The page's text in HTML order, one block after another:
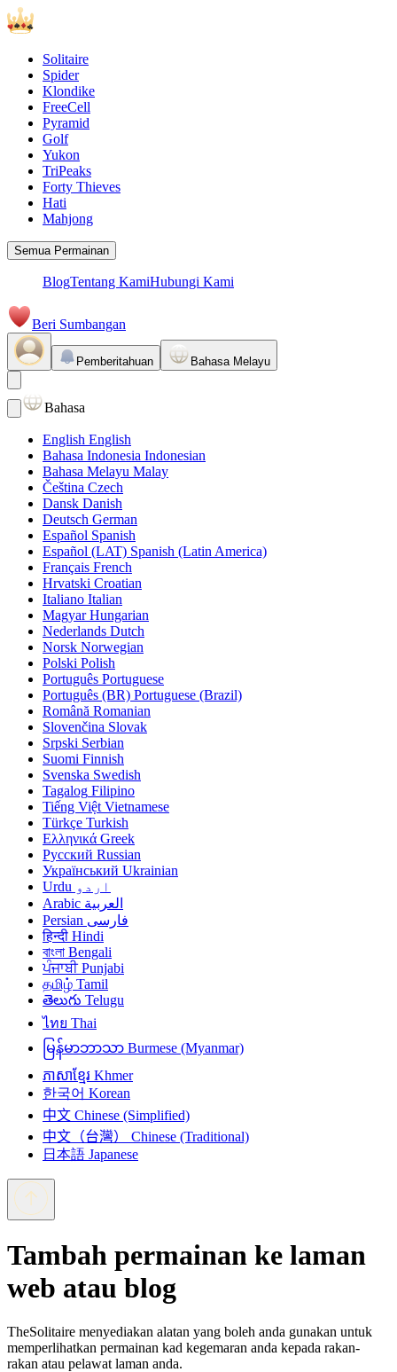
Solitaire
Spider
Klondike
FreeCell
Pyramid
Golf
Yukon
TriPeaks
Forty Thieves
Hati
Mahjong
Semua Permainan
BlogTentang KamiHubungi Kami
Beri Sumbangan
Pemberitahuan Bahasa Melayu
Bahasa
English English
Bahasa Indonesia Indonesian
Bahasa Melayu Malay
Čeština Czech
Dansk Danish
Deutsch German
Español Spanish
Español (LAT) Spanish (Latin America)
Français French
Hrvatski Croatian
Italiano Italian
Magyar Hungarian
Nederlands Dutch
Norsk Norwegian
Polski Polish
Português Portuguese
Português (BR) Portuguese (Brazil)
Română Romanian
Slovenčina Slovak
Srpski Serbian
Suomi Finnish
Svenska Swedish
Tagalog Filipino
Tiếng Việt Vietnamese
Türkçe Turkish
Ελληνικά Greek
Русский Russian
Український Ukrainian
اردو Urdu
العربية Arabic
فارسی Persian
हिन्दी Hindi
বাংলা Bengali
ਪੰਜਾਬੀ Punjabi
தமிழ் Tamil
తెలుగు Telugu
ไทย Thai
မြန်မာဘာသာ Burmese (Myanmar)
ភាសាខ្មែរ Khmer
한국어 Korean
中文 Chinese (Simplified)
中文（台灣）
Chinese (Traditional)
日本語 Japanese
Tambah permainan ke laman
web atau blog
TheSolitaire menyediakan alatan yang boleh anda gunakan untuk
memperlihatkan permainan kad kegemaran anda kepada rakan-
rakan atau pelawat laman anda.